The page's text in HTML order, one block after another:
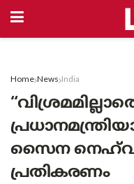
Home News India
സൈന
പ്രതികരണം